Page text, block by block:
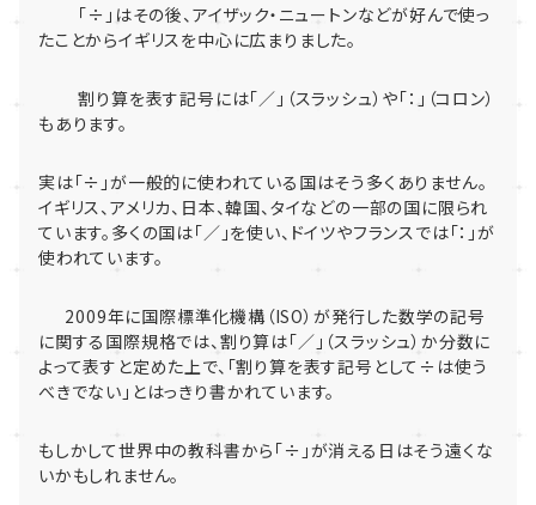
「÷」はその後、アイザック・ニュートンなどが好んで使っ
たことからイギリスを中心に広まりました。
割り算を表す記号には「／」（スラッシュ）や「：」（コロン）
もあります。
実は「÷」が一般的に使われている国はそう多くありません。
イギリス、アメリカ、日本、韓国、タイなどの一部の国に限られ
ています。多くの国は「／」を使い、ドイツやフランスでは「：」が
使われています。
2009年に国際標準化機構（ISO）が発行した数学の記号
に関する国際規格では、割り算は「／」（スラッシュ）か分数に
よって表すと定めた上で、「割り算を表す記号として÷は使う
べきでない」とはっきり書かれています。
もしかして世界中の教科書から「÷」が消える日はそう遠くな
いかもしれません。